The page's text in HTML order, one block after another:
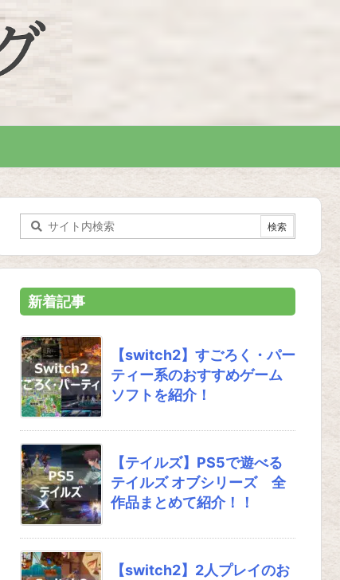
新着記事
【switch2】すごろく・パー
ティー系のおすすめゲーム
ソフトを紹介！
【テイルズ】PS5で遊べる
テイルズ オブシリーズ 全
作品まとめて紹介！！
【switch2】2人プレイのお